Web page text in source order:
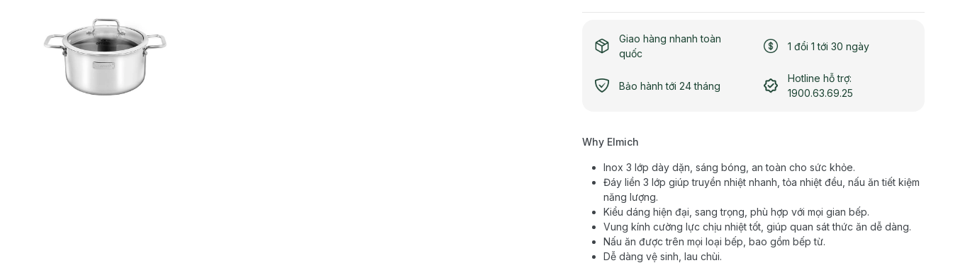
Giao hàng nhanh toàn
quốc
1 đổi 1 tới 30 ngày
Bảo hành tới 24 tháng
Hotline hỗ trợ:
1900.63.69.25
Why Elmich
Inox 3 lớp dày dặn, sáng bóng, an toàn cho sức khỏe.
Đáy liền 3 lớp giúp truyền nhiệt nhanh, tỏa nhiệt đều, nấu ăn tiết kiệm
năng lượng.
Kiểu dáng hiện đại, sang trọng, phù hợp với mọi gian bếp.
Vung kính cường lực chịu nhiệt tốt, giúp quan sát thức ăn dễ dàng.
Nấu ăn được trên mọi loại bếp, bao gồm bếp từ.
Dễ dàng vệ sinh, lau chùi.